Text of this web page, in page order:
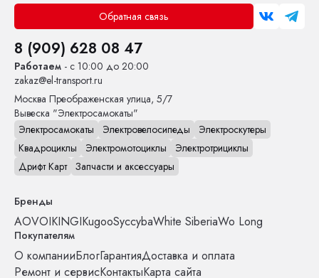
Обратная связь
8 (909) 628 08 47
Работаем - с 10:00 до 20:00
zakaz@el-transport.ru
Москва Преображенская улица, 5/7
Вывеска "Электросамокаты"
Электросамокаты
Электровелосипеды
Электроскутеры
Квадроциклы
Электромотоциклы
Электротрициклы
Дрифт Карт Запчасти и аксессуары
Бренды
AOVOIKINGIKugooSyccybaWhite SiberiaWo Long
Покупателям
О компанииБлогГарантияДоставка и оплата
Ремонт и сервисКонтактыКарта сайта